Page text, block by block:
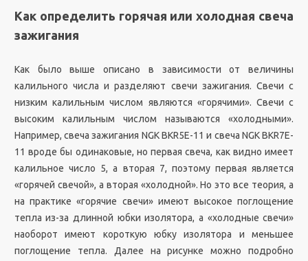
Как определить горячая или холодная свеча
зажигания
Как было выше описано в зависимости от величины
калильного числа и разделяют свечи зажигания. Свечи с
низким калильным числом являются «горячими». Свечи с
высоким калильным числом называются «холодными».
Например, свеча зажигания NGK BKR5E-11 и свеча NGK BKR7E-
11 вроде бы одинаковые, но первая свеча, как видно имеет
калильное число 5, а вторая 7, поэтому первая является
«горячей свечой», а вторая «холодной». Но это все теория, а
на практике «горячие свечи» имеют высокое поглощение
тепла из-за длинной юбки изолятора, а «холодные свечи»
наоборот имеют короткую юбку изолятора и меньшее
поглощение тепла. Далее на рисунке можно подробно